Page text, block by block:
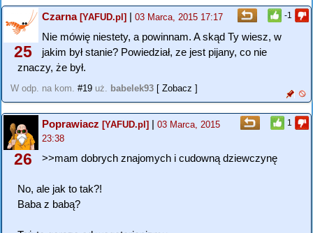
-1
25
Czarna[YAFUD.pl] | 03 Marca, 2015 17:17
Nie mówię niestety, a powinnam. A skąd Ty wiesz, w
jakim był stanie? Powiedział, ze jest pijany, co nie
znaczy, że był.
W odp. na kom. #19 uż. babelek93 [ Zobacz ]
1
26
Poprawiacz [YAFUD.pl] | 03 Marca, 2015
23:38
>>mam dobrych znajomych i cudowną dziewczynę
No, ale jak to tak?!
Baba z babą?